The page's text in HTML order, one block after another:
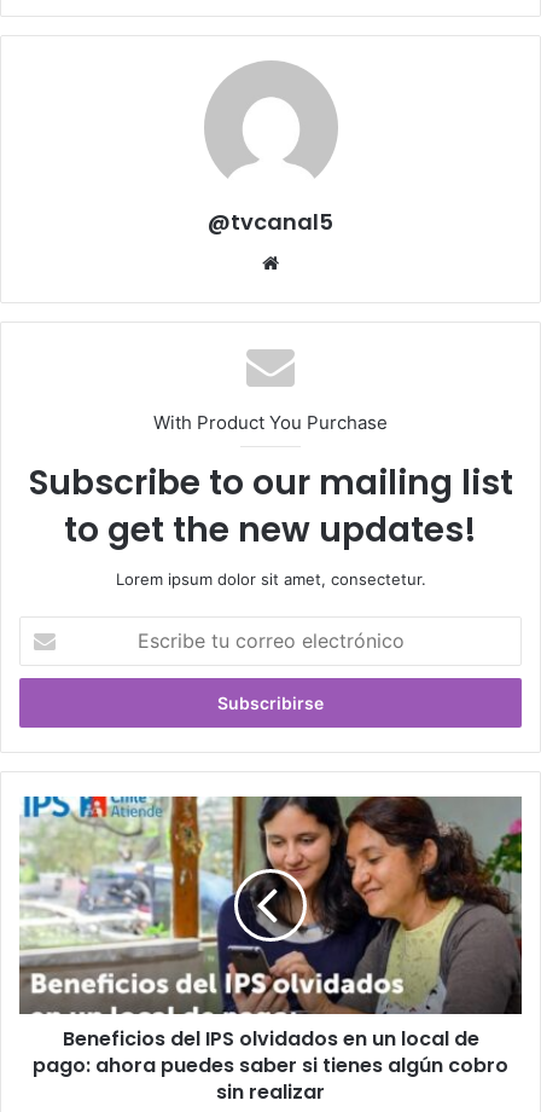
@tvcanal5
With Product You Purchase
Subscribe to our mailing list
to get the new updates!
Lorem ipsum dolor sit amet, consectetur.
correo
Beneficios
del
IPS
olvidados
en
un
local
de
pago:
puedes
Beneficios del IPS olvidados en un local de
pago: ahora puedes saber si tienes algún cobro
sin realizar